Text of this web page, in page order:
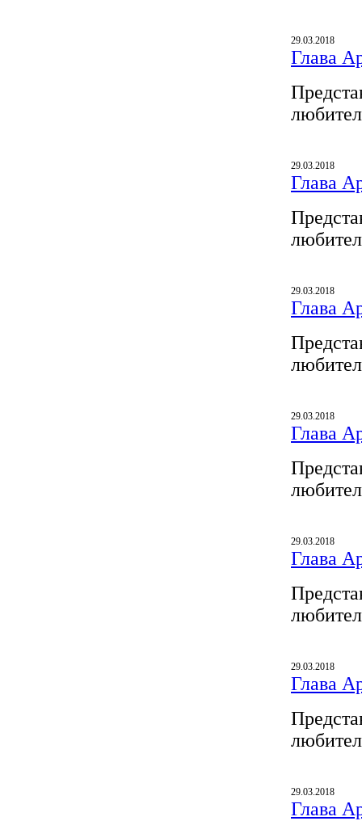
29.03.2018
Глава
29.03.2018
Глава
29.03.2018
Глава
29.03.2018
Глава
29.03.2018
Глава
29.03.2018
Глава
29.03.2018
Глава